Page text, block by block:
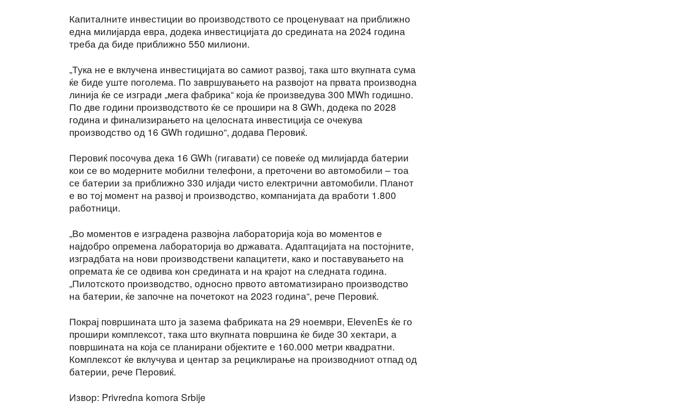
Капиталните инвестиции во производството се проценуваат на приближно
една милијарда евра, додека инвестицијата до средината на 2024 година
треба да биде приближно 550 милиони.
„Тука не е вклучена инвестицијата во самиот развој, така што вкупната сума
ќе биде уште поголема. По завршувањето на развојот на првата производна
линија ќе се изгради „мега фабрика“ која ќе произведува 300 MWh годишно.
По две години производството ќе се прошири на 8 GWh, додека по 2028
година и финализирањето на целосната инвестиција се очекува
производство од 16 GWh годишно“, додава Перовиќ.
Перовиќ посочува дека 16 GWh (гигавати) се повеќе од милијарда батерии
кои се во модерните мобилни телефони, а преточени во автомобили – тоа
се батерии за приближно 330 илјади чисто електрични автомобили. Планот
е во тој момент на развој и производство, компанијата да вработи 1.800
работници.
„Во моментов е изградена развојна лабораторија која во моментов е
најдобро опремена лабораторија во државата. Адаптацијата на постојните,
изградбата на нови производствени капацитети, како и поставувањето на
опремата ќе се одвива кон средината и на крајот на следната година.
„Пилотското производство, односно првото автоматизирано производство
на батерии, ќе започне на почетокот на 2023 година“, рече Перовиќ.
Покрај површината што ја зазема фабриката на 29 ноември, ElevenEs ќе го
прошири комплексот, така што вкупната површина ќе биде 30 хектари, а
површината на која се планирани објектите е 160.000 метри квадратни.
Комплексот ќе вклучува и центар за рециклирање на производниот отпад од
батерии, рече Перовиќ.
Извор: Privredna komora Srbije